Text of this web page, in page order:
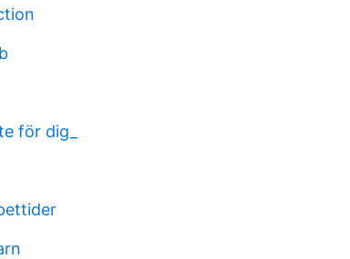
för dig_